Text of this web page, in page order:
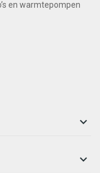
en warmtepompen

